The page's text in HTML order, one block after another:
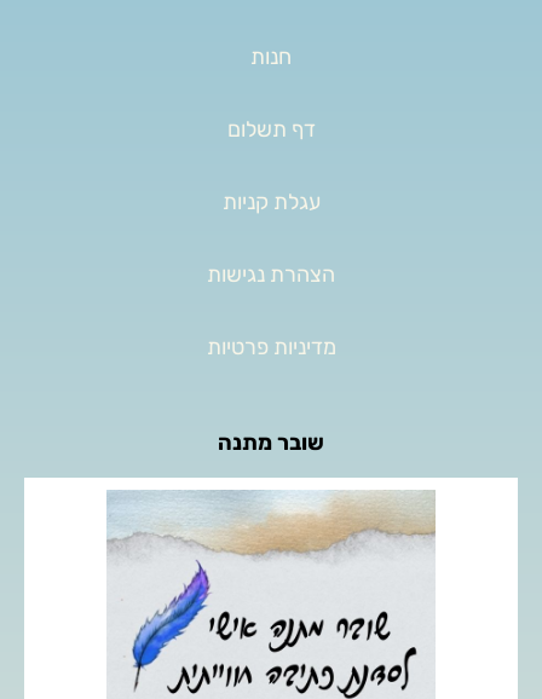
חנות
דף תשלום
עגלת קניות
הצהרת נגישות
מדיניות פרטיות
שובר מתנה
העניקו לאהובים שלכם מפגש כתיבה חוויתי אישי, המאפשר
מרחב לביטוי עצמי, חקירה פנימית ופריצת מחסומי כתיבה.